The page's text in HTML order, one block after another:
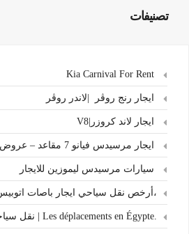
تصنيفات
ايجار رنج روڤر |لاندر روڤر
ايجار لاند كروزر|V8
ايجار مرسيدس فيانو 7 مقاعد – عروض المطار الخاصة
سيارات مرسيدس ليموزين للايجار
،أرخص نقل سياحي ايجار باصات
.Les déplacements en Égypte | نقل سياحي